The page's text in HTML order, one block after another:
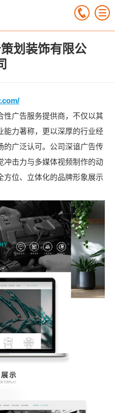
划装饰有限公
性广告服务提供商，不仅以其
能力著称，更以深厚的行业经
的广泛认可。公司深谙广告传
冲击力与多媒体视频制作的动
方位、立体化的品牌形象展示